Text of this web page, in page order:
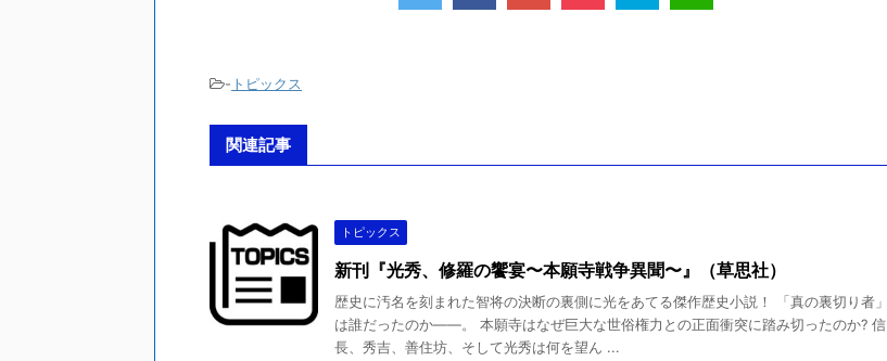
- トピックス
関連記事
トピックス
新刊『光秀、修羅の饗宴〜本願寺戦争異聞〜』（草思社）
歴史に汚名を刻まれた智将の決断の裏側に光をあてる傑作歴史小説！ 「真の裏切り者」
は誰だったのか――。 本願寺はなぜ巨大な世俗権力との正面衝突に踏み切ったのか? 信
長、秀吉、善住坊、そして光秀は何を望ん ...